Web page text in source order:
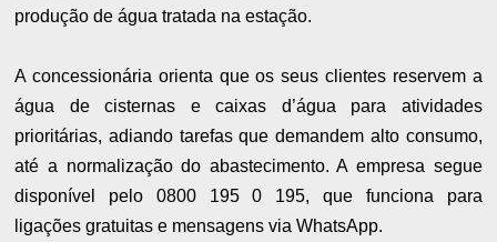
produção de água tratada na estação.
A concessionária orienta que os seus clientes reservem a
água de cisternas e caixas d’água para atividades
prioritárias, adiando tarefas que demandem alto consumo,
até a normalização do abastecimento. A empresa segue
disponível pelo 0800 195 0 195, que funciona para
ligações gratuitas e mensagens via WhatsApp.